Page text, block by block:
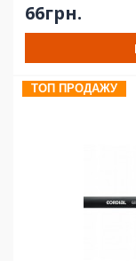
66грн.
ТОП ПРОДАЖУ